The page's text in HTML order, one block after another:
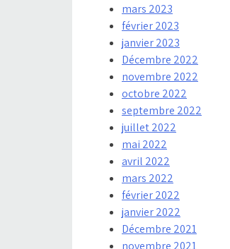
mars 2023
février 2023
janvier 2023
Décembre 2022
novembre 2022
octobre 2022
septembre 2022
juillet 2022
mai 2022
avril 2022
mars 2022
février 2022
janvier 2022
Décembre 2021
novembre 2021